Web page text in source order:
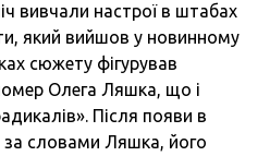
вивчали настрої в штабах
який вийшов у новинному
сюжету фігурував
Олега Ляшка, що і
Після появи в
за словами Ляшка, його